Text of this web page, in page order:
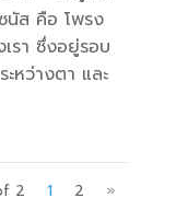
ส คือ โพรง
รา ซึ่งอยู่รอบ
หว่างตา และ
2 1 2 »